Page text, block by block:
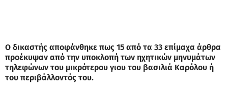
Ο δικαστής αποφάνθηκε πως 15 από τα 33 επίμαχα άρθρα
προέκυψαν από την υποκλοπή των ηχητικών μηνυμάτων
τηλεφώνων του μικρότερου γιου του βασιλιά Καρόλου ή
του περιβάλλοντός του.